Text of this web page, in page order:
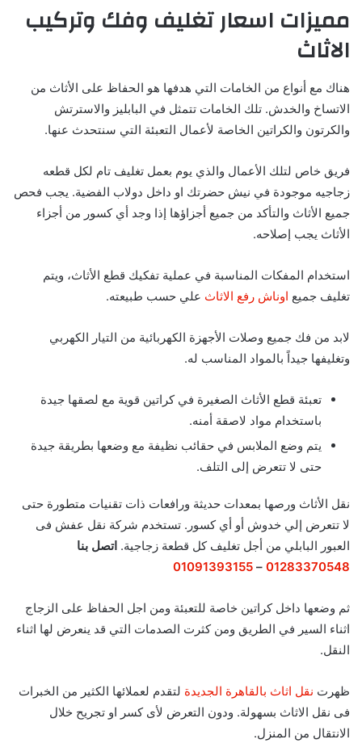
مميزات اسعار تغليف وفك وتركيب
الاثاث
هناك مع أنواع من الخامات التي هدفها هو الحفاظ على الأثاث من
الاتساخ والخدش. تلك الخامات تتمثل في البابليز والاسترتش
والكرتون والكراتين الخاصة لأعمال التعبئة التي سنتحدث عنها.
فريق خاص لتلك الأعمال والذي يوم بعمل تغليف تام لكل قطعه
زجاجيه موجودة في نيش حضرتك او داخل دولاب الفضية. يجب فحص
جميع الأثاث والتأكد من جميع أجزاؤها إذا وجد أي كسور من أجزاء
الأثاث يجب إصلاحه.
استخدام المفكات المناسبة في عملية تفكيك قطع الأثاث، ويتم
تغليف جميع اوناش رفع الاثاث علي حسب طبيعته.
لابد من فك جميع وصلات الأجهزة الكهربائية من التيار الكهربي
وتغليفها جيداً بالمواد المناسب له.
تعبئة قطع الأثاث الصغيرة في كراتين قوية مع لصقها جيدة
باستخدام مواد لاصقة أمنه.
يتم وضع الملابس في حقائب نظيفة مع وضعها بطريقة جيدة
حتى لا تتعرض إلى التلف.
نقل الأثاث ورصها بمعدات حديثة ورافعات ذات تقنيات متطورة حتى
لا تتعرض إلي خدوش أو أي كسور. تستخدم شركة نقل عفش فى
العبور البابلي من أجل تغليف كل قطعة زجاجية. اتصل بنا
01283370548
–
01091393155
ثم وضعها داخل كراتين خاصة للتعبئة ومن اجل الحفاظ على الزجاج
اثناء السير في الطريق ومن كثرت الصدمات التي قد ينعرض لها اثناء
النقل.
ظهرت نقل اثاث بالقاهرة الجديدة لتقدم لعملائها الكثير من الخبرات
فى نقل الاثاث بسهولة. ودون التعرض لأى كسر او تجريح خلال
الانتقال من المنزل.